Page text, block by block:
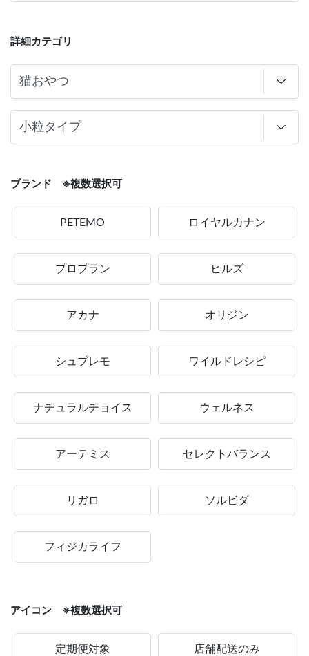
詳細カテゴリ
ブランド ※複数選択可
PETEMO ロイヤルカナン
プロプラン ヒルズ
アカナ オリジン
シュプレモ ワイルドレシピ
ナチュラルチョイス ウェルネス
アーテミス セレクトバランス
リガロ ソルビダ
フィジカライフ
アイコン ※複数選択可
定期便対象 店舗配送のみ